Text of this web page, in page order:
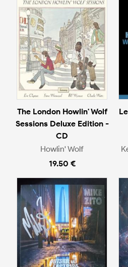
The London Howlin' Wolf
Sessions Deluxe Edition -
CD
Howlin' Wolf
19.50 €